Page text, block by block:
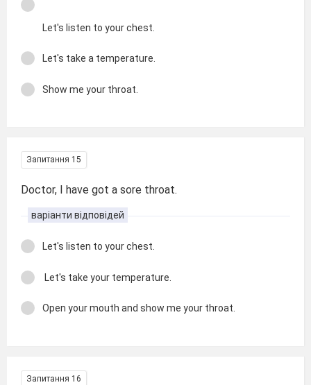
Let's listen to your chest.
Let's take a temperature.
Show me your throat.
Запитання 15
Doctor, I have got a sore throat.
варіанти відповідей
Let's listen to your chest.
Let's take your temperature.
Open your mouth and show me your throat.
Запитання 16